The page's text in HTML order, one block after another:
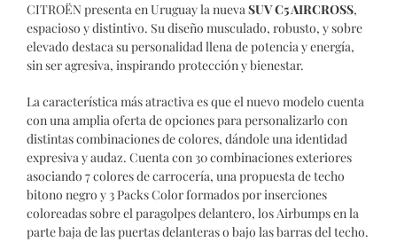
CITROËN presenta en Uruguay la nuevaSUV C5 AIRCROSS,
espacioso y distintivo. Su diseño musculado, robusto, y sobre
elevado destaca su personalidad llena de potencia y energía,
sin ser agresiva, inspirando protección y bienestar.
La característica más atractiva es que el nuevo modelo cuenta
con una amplia oferta de opciones para personalizarlo con
distintas combinaciones de colores, dándole una identidad
expresiva y audaz. Cuenta con 30 combinaciones exteriores
asociando 7 colores de carrocería, una propuesta de techo
bitono negro y 3 Packs Color formados por inserciones
coloreadas sobre el paragolpes delantero, los Airbumps en la
parte baja de las puertas delanteras o bajo las barras del techo.